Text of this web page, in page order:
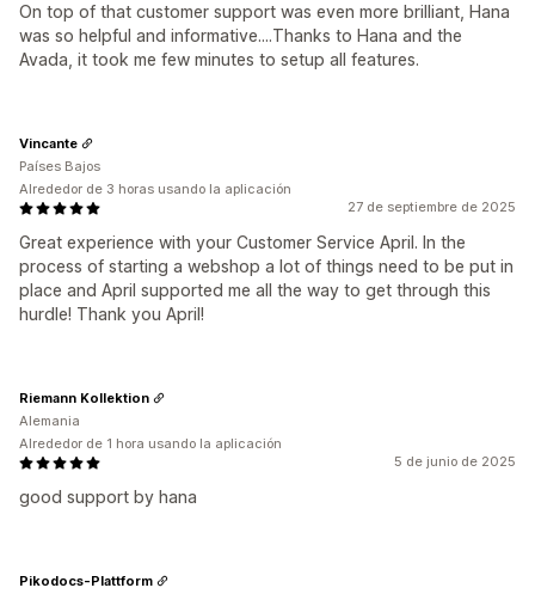
On top of that customer support was even more brilliant, Hana
was so helpful and informative....Thanks to Hana and the
Avada, it took me few minutes to setup all features.
27 de septiembre de 2025
Great experience with your Customer Service April. In the
process of starting a webshop a lot of things need to be put in
place and April supported me all the way to get through this
hurdle! Thank you April!
Vincante
Países Bajos
Alrededor de 3 horas usando la aplicación
5 de junio de 2025
good support by hana
Riemann Kollektion
Alemania
Alrededor de 1 hora usando la aplicación
Pikodocs-Plattform